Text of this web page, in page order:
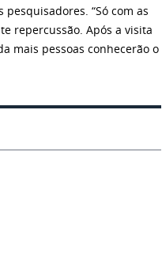
“Só com as
repercussão. Após a visita
mais pessoas conhecerão o